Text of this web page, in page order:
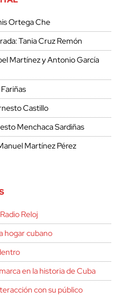
Ortega Che
Tania Cruz Remón
Martínez y Antonio García
Castillo
Menchaca Sardiñas
Martínez Pérez
Reloj
hogar cubano
en la historia de Cuba
con su público